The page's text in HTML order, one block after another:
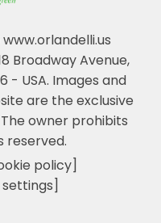
Broadway Avenue,
- USA. Images and
are the exclusive
owner prohibits
reserved.
policy]